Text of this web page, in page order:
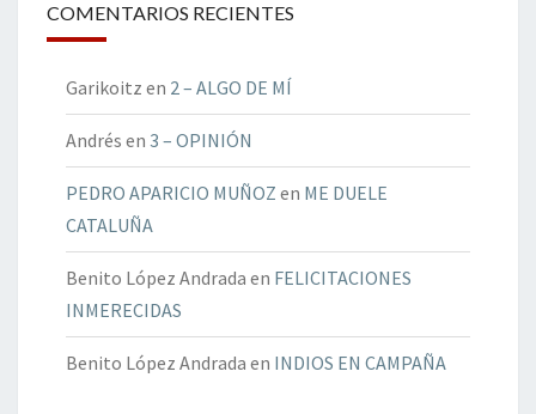
COMENTARIOS RECIENTES
Garikoitz en 2 – ALGO DE MÍ
Andrés en 3 – OPINIÓN
PEDRO APARICIO MUÑOZ en ME DUELE
CATALUÑA
Benito López Andrada en FELICITACIONES
INMERECIDAS
Benito López Andrada en INDIOS EN CAMPAÑA